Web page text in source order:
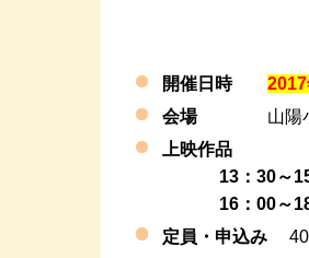
開催日時
会場
山陽
上映作品
13：30
16：00～18：
定員・申込み